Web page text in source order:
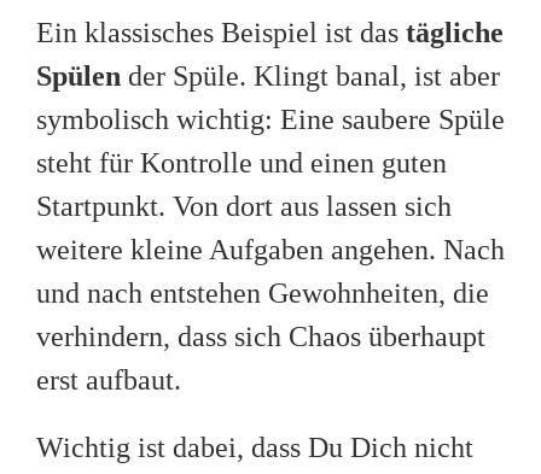
Ein klassisches Beispiel ist das tägliche
Spülen der Spüle. Klingt banal, ist aber
symbolisch wichtig: Eine saubere Spüle
steht für Kontrolle und einen guten
Startpunkt. Von dort aus lassen sich
weitere kleine Aufgaben angehen. Nach
und nach entstehen Gewohnheiten, die
verhindern, dass sich Chaos überhaupt
erst aufbaut.
Wichtig ist dabei, dass Du Dich nicht